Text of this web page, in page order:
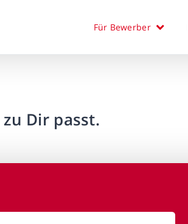
Für Bewerber
Dir passt.